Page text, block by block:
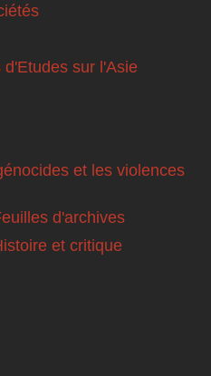
sur l'Asie
et les violences
d'archives
et critique